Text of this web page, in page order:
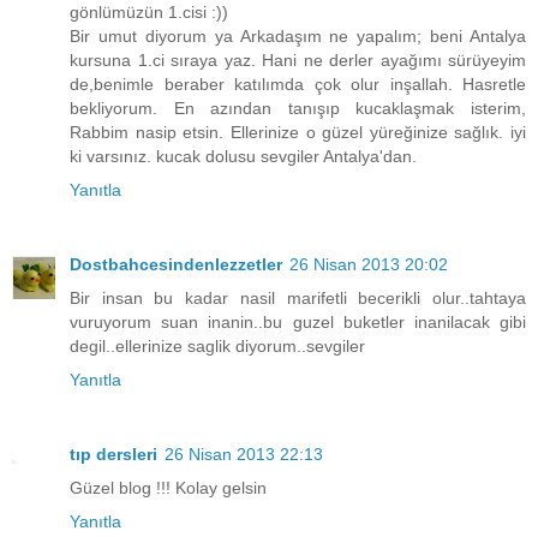
gönlümüzün 1.cisi :))
Bir umut diyorum ya Arkadaşım ne yapalım; beni Antalya
kursuna 1.ci sıraya yaz. Hani ne derler ayağımı sürüyeyim
de,benimle beraber katılımda çok olur inşallah. Hasretle
bekliyorum. En azından tanışıp kucaklaşmak isterim,
Rabbim nasip etsin. Ellerinize o güzel yüreğinize sağlık. iyi
ki varsınız. kucak dolusu sevgiler Antalya'dan.
Yanıtla
Dostbahcesindenlezzetler 26 Nisan 2013 20:02
Bir insan bu kadar nasil marifetli becerikli olur..tahtaya
vuruyorum suan inanin..bu guzel buketler inanilacak gibi
degil..ellerinize saglik diyorum..sevgiler
Yanıtla
tıp dersleri 26 Nisan 2013 22:13
Güzel blog !!! Kolay gelsin
Yanıtla